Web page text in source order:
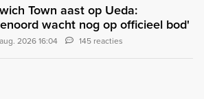
Town aast op Ueda:
wacht nog op officieel bod'
2026 16:04 145 reacties